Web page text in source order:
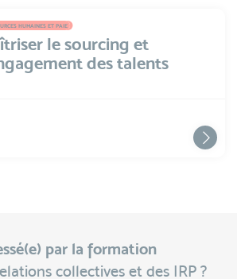
HUMAINES ET PAIE
le sourcing et
des talents
par la formation
collectives et des IRP ?